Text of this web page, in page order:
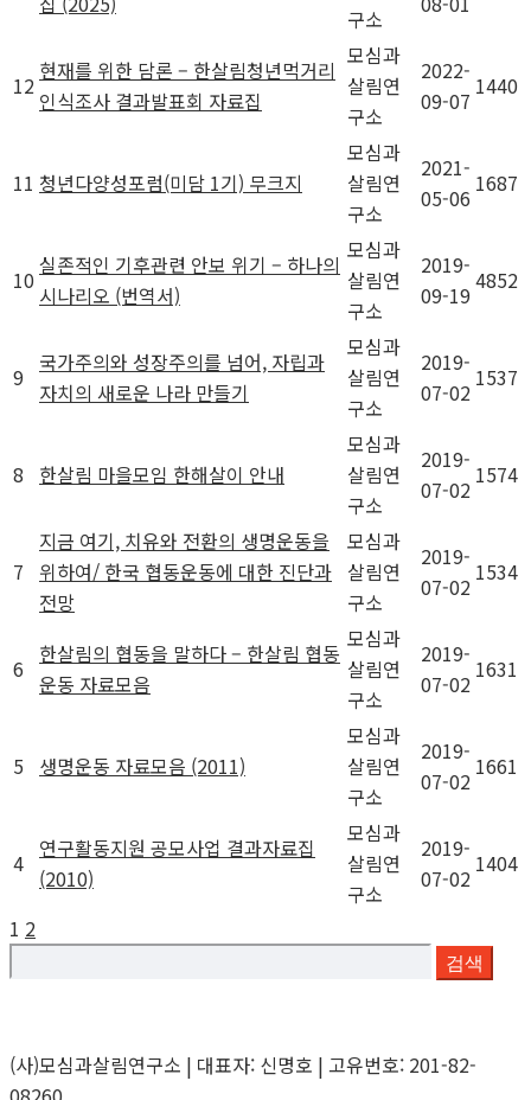
구소
12
현재를 위한 담론 – 한살림청년먹거리
인식조사 결과발표회 자료집
모심과
살림연
구소
2022-
09-07
1440
11 청년다양성포럼(미담 1기) 무크지
모심과
살림연
구소
2021-
05-06
1687
10
실존적인 기후관련 안보 위기 – 하나의
시나리오 (번역서)
모심과
살림연
구소
2019-
09-19
4852
9
국가주의와 성장주의를 넘어, 자립과
자치의 새로운 나라 만들기
모심과
살림연
구소
2019-
07-02
1537
8 한살림 마을모임 한해살이 안내
모심과
살림연
구소
2019-
07-02
1574
7
지금 여기, 치유와 전환의 생명운동을
위하여/ 한국 협동운동에 대한 진단과
전망
모심과
살림연
구소
2019-
07-02
1534
6
한살림의 협동을 말하다 – 한살림 협동
운동 자료모음
모심과
살림연
구소
2019-
07-02
1631
5 생명운동 자료모음 (2011)
모심과
살림연
구소
2019-
07-02
1661
4
연구활동지원 공모사업 결과자료집
(2010)
모심과
살림연
구소
2019-
07-02
1404
1 2
검색
(사)모심과살림연구소 | 대표자: 신명호 | 고유번호: 201-82-